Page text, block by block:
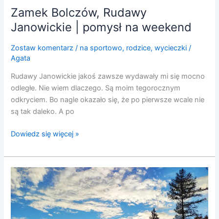
Zamek Bolczów, Rudawy
Janowickie | pomysł na weekend
Zostaw komentarz / na sportowo, rodzice,wycieczki /
Agata
Rudawy Janowickie jakoś zawsze wydawały mi się mocno
odległe. Nie wiem dlaczego. Są moim tegorocznym
odkryciem. Bo nagle okazało się, że po pierwsze wcale nie
są tak daleko. A po
Dowiedz się więcej »
Bardo
Wzgórze
Różańcowe